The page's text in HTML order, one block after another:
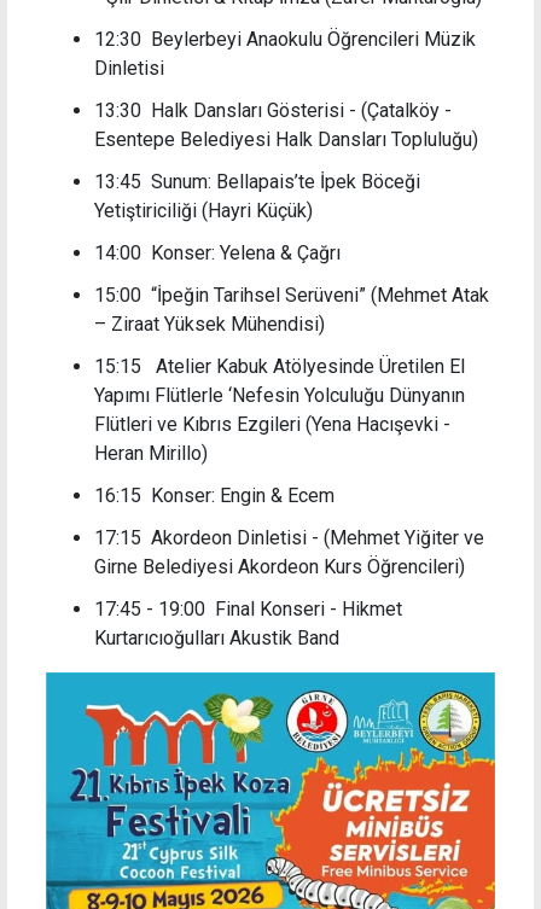
12:30 Beylerbeyi Anaokulu Öğrencileri Müzik
Dinletisi
13:30 Halk Dansları Gösterisi - (Çatalköy -
Esentepe Belediyesi Halk Dansları Topluluğu)
13:45 Sunum: Bellapais’te İpek Böceği
Yetiştiriciliği (Hayri Küçük)
14:00 Konser: Yelena & Çağrı
15:00 “İpeğin Tarihsel Serüveni” (Mehmet Atak
– Ziraat Yüksek Mühendisi)
15:15 Atelier Kabuk Atölyesinde Üretilen El
Yapımı Flütlerle ‘Nefesin Yolculuğu Dünyanın
Flütleri ve Kıbrıs Ezgileri (Yena Hacışevki -
Heran Mirillo)
16:15 Konser: Engin & Ecem
17:15 Akordeon Dinletisi - (Mehmet Yiğiter ve
Girne Belediyesi Akordeon Kurs Öğrencileri)
17:45 - 19:00 Final Konseri - Hikmet
Kurtarıcıoğulları Akustik Band